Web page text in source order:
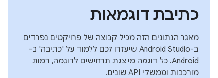
כתיבת דוגמאות
מאגר הנתונים הזה מכיל קבוצה של פרויקטים נפרדים
ב-Android Studio שיעזרו לכם ללמוד על 'כתיבה' ב-
Android. כל דוגמה מייצגת תרחישים לדוגמה, רמות
מורכבות וממשקי API שונים.